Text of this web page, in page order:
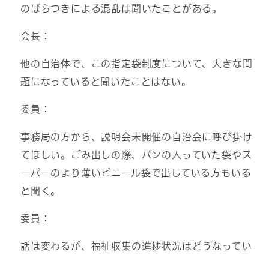
のばらつきによる混乱は聞いたことがある。
会長：
他の自治体で、この指定袋制度について、大きな問
題になっていると聞いたことはない。
委員：
事務局の方から、説明会未開催の自治会に呼び掛け
てほしい。ごみ出しの際、パンの入っていた袋やス
ーパーのより薄いビニール袋で出している方もいる
と聞く。
委員：
話は変わるが、福祉収集の進捗状況はどうなってい